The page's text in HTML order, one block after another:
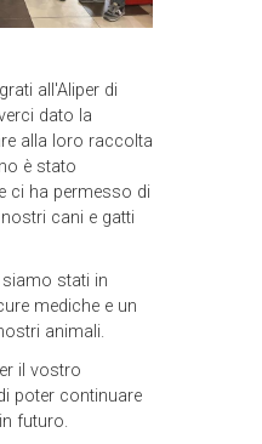
all'Aliper di
dato la
alla loro raccolta
è stato
ci ha permesso di
cani e gatti
stati in
mediche e un
animali.
il vostro
poter continuare
futuro.